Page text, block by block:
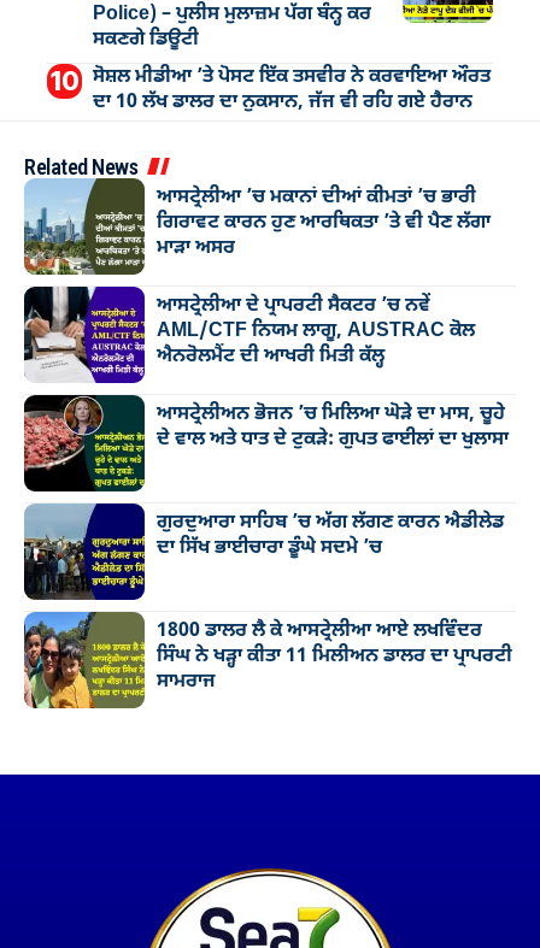
Police) – ਪੁਲੀਸ ਮੁਲਾਜ਼ਮ ਪੱਗ ਬੰਨ੍ਹ ਕਰ
ਸਕਣਗੇ ਡਿਊਟੀ
ਸੋਸ਼ਲ ਮੀਡੀਆ ’ਤੇ ਪੋਸਟ ਇੱਕ ਤਸਵੀਰ ਨੇ ਕਰਵਾਇਆ ਔਰਤ
ਦਾ 10 ਲੱਖ ਡਾਲਰ ਦਾ ਨੁਕਸਾਨ, ਜੱਜ ਵੀ ਰਹਿ ਗਏ ਹੈਰਾਨ
Related News
ਆਸਟ੍ਰੇਲੀਆ ’ਚ ਮਕਾਨਾਂ ਦੀਆਂ ਕੀਮਤਾਂ ’ਚ ਭਾਰੀ
ਗਿਰਾਵਟ ਕਾਰਨ ਹੁਣ ਆਰਥਿਕਤਾ ’ਤੇ ਵੀ ਪੈਣ ਲੱਗਾ
ਮਾੜਾ ਅਸਰ
ਆਸਟ੍ਰੇਲੀਆ ਦੇ ਪ੍ਰਾਪਰਟੀ ਸੈਕਟਰ ’ਚ ਨਵੇਂ
AML/CTF ਨਿਯਮ ਲਾਗੂ, AUSTRAC ਕੋਲ
ਐਨਰੋਲਮੈਂਟ ਦੀ ਆਖਰੀ ਮਿਤੀ ਕੱਲ੍ਹ
ਆਸਟ੍ਰੇਲੀਅਨ ਭੋਜਨ ’ਚ ਮਿਲਿਆ ਘੋੜੇ ਦਾ ਮਾਸ, ਚੂਹੇ
ਦੇ ਵਾਲ ਅਤੇ ਧਾਤ ਦੇ ਟੁਕੜੇ: ਗੁਪਤ ਫਾਈਲਾਂ ਦਾ ਖੁਲਾਸਾ
ਗੁਰਦੁਆਰਾ ਸਾਹਿਬ ’ਚ ਅੱਗ ਲੱਗਣ ਕਾਰਨ ਐਡੀਲੇਡ
ਦਾ ਸਿੱਖ ਭਾਈਚਾਰਾ ਡੂੰਘੇ ਸਦਮੇ ’ਚ
1800 ਡਾਲਰ ਲੈ ਕੇ ਆਸਟ੍ਰੇਲੀਆ ਆਏ ਲਖਵਿੰਦਰ
ਸਿੰਘ ਨੇ ਖੜ੍ਹਾ ਕੀਤਾ 11 ਮਿਲੀਅਨ ਡਾਲਰ ਦਾ ਪ੍ਰਾਪਰਟੀ
ਸਾਮਰਾਜ